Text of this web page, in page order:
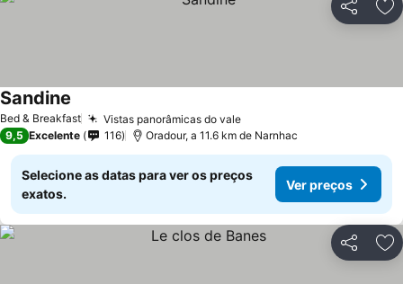
Partilhar
Bed & Breakfast Vistas panorâmicas do valeVer preços
Sandine
9,5 Excelente 116 Oradour, a 11.6 km de Narnhac
Selecione as datas para ver os preços
exatos.
Ver preços
Partilhar